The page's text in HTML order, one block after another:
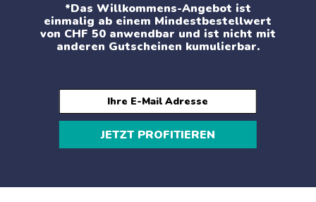
*Das Willkommens-Angebot ist
einmalig ab einem Mindestbestellwert
von CHF 50 anwendbar und ist nicht mit
anderen Gutscheinen kumulierbar.
JETZT PROFITIEREN